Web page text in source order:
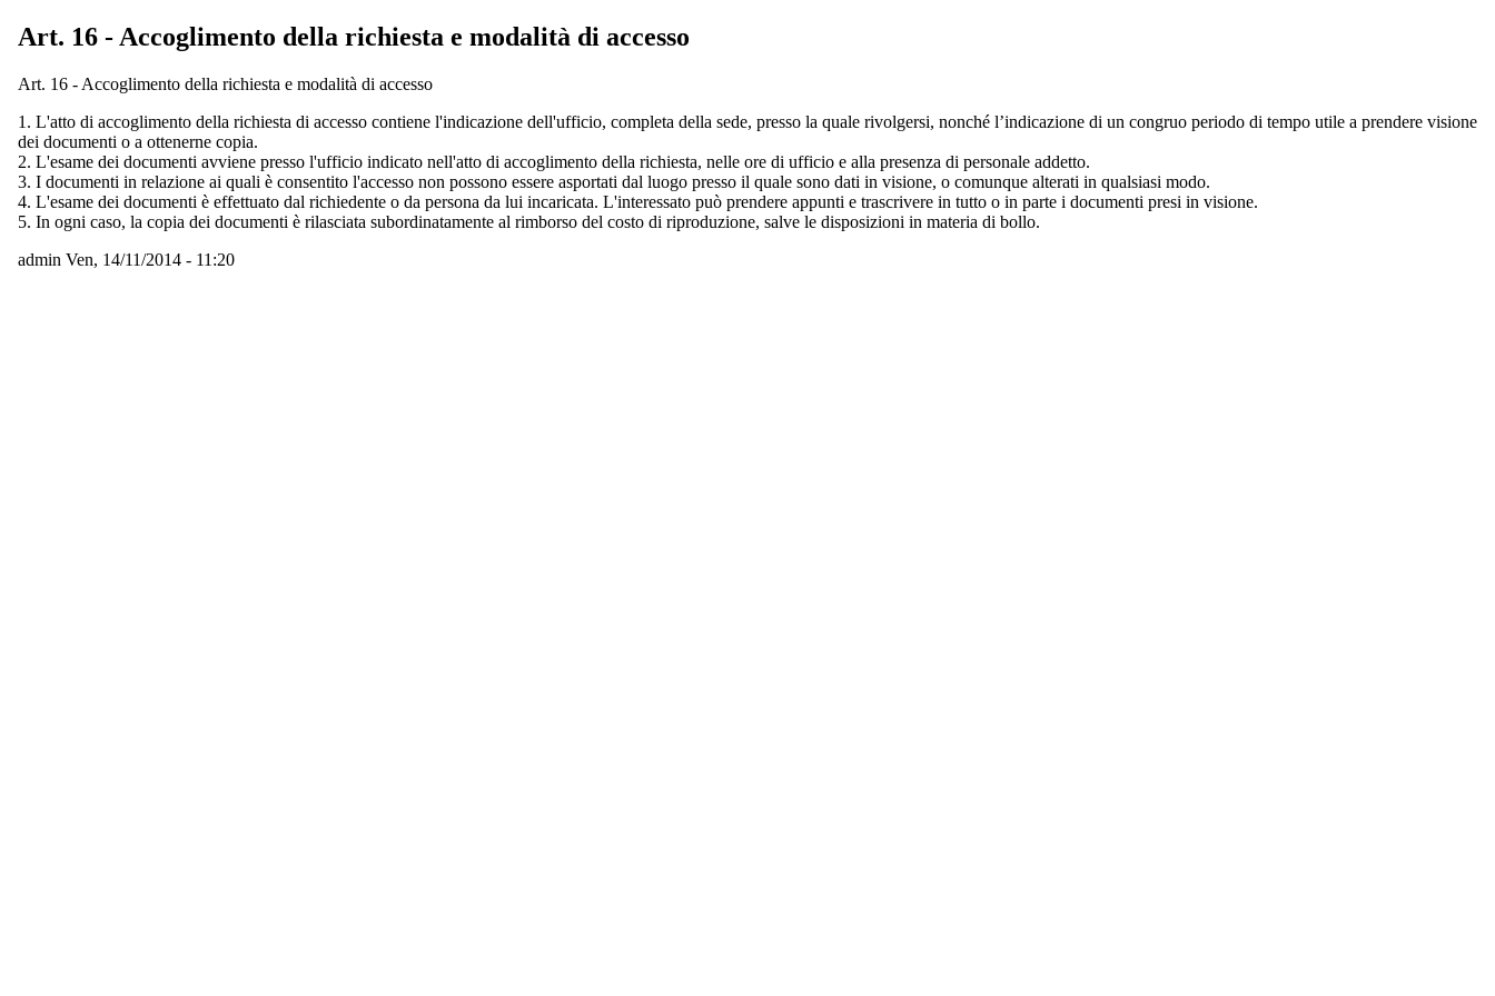
Art. 16 - Accoglimento della richiesta e modalità di accesso
Art. 16 - Accoglimento della richiesta e modalità di accesso
1. L'atto di accoglimento della richiesta di accesso contiene l'indicazione dell'ufficio, completa della sede, presso la quale rivolgersi, nonché l’indicazione di un congruo periodo di tempo utile a prendere visione
dei documenti o a ottenerne copia.
2. L'esame dei documenti avviene presso l'ufficio indicato nell'atto di accoglimento della richiesta, nelle ore di ufficio e alla presenza di personale addetto.
3. I documenti in relazione ai quali è consentito l'accesso non possono essere asportati dal luogo presso il quale sono dati in visione, o comunque alterati in qualsiasi modo.
4. L'esame dei documenti è effettuato dal richiedente o da persona da lui incaricata. L'interessato può prendere appunti e trascrivere in tutto o in parte i documenti presi in visione.
5. In ogni caso, la copia dei documenti è rilasciata subordinatamente al rimborso del costo di riproduzione, salve le disposizioni in materia di bollo.
admin Ven, 14/11/2014 - 11:20